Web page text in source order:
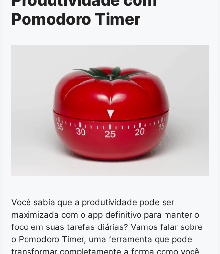
Pomodoro Timer
Você sabia que a produtividade pode ser
maximizada com o app definitivo para manter o
foco em suas tarefas diárias? Vamos falar sobre
o Pomodoro Timer, uma ferramenta que pode
transformar completamente a forma como você